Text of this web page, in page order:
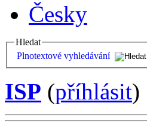
Česky
Hledat
Plnotextové vyhledávání
ISP (příhlásit)